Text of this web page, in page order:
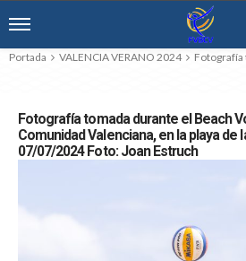
Portada VALENCIA VERANO 2024 Fotografía tomada durante el Beach
Fotografía tomada durante el Beach
Comunidad Valenciana, en la playa de
07/07/2024 Foto: Joan Estruch